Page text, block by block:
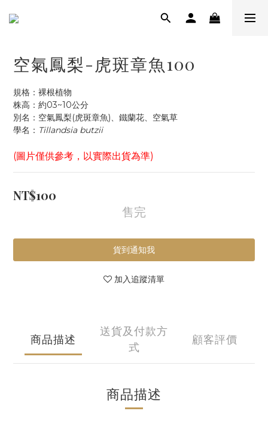
空氣鳳梨-虎斑章魚100
規格：裸根植物
株高：約03~10公分
別名：空氣鳳梨(虎斑章魚)、鐵蘭花、空氣草
學名： Tillandsia butzii
(圖片僅供參考，以實際出貨為準)
NT$100
售完
貨到通知我
加入追蹤清單
商品描述
送貨及付款方
式
顧客評價
商品描述